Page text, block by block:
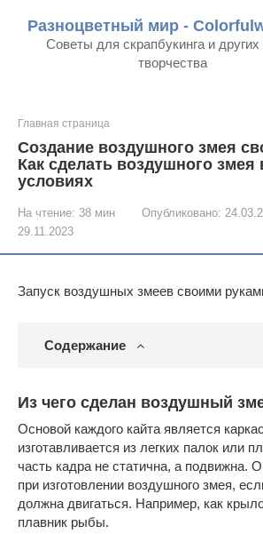
контенту
Разноцветный мир -
Советы для скрапбукинга и других
творчества
Главная страница
Создание воздушного змея
Как сделать воздушного
условиях
На чтение: 38 мин Опубликовано:
29.11.2023
Запуск воздушных змеев своими
Содержание
Из чего сделан воздушный
Основой каждого кайта является
изготавливается из легких палок или
часть кадра не статична, а подвижна.
при изготовлении воздушного змея,
должна двигаться. Например, как
плавник рыбы.